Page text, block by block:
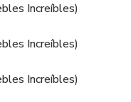
Increíbles)
Increíbles)
Increíbles)